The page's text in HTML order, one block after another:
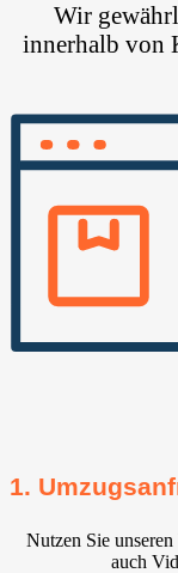
Wir
innerhalb von
1.
Nutzen Sie
auch